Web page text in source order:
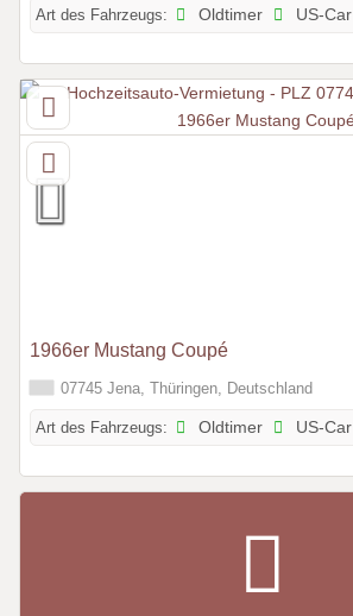
Art des Fahrzeugs: Oldtimer US-Car
1966er Mustang Coupé
07745 Jena, Thüringen, Deutschland
Art des Fahrzeugs: Oldtimer US-Car